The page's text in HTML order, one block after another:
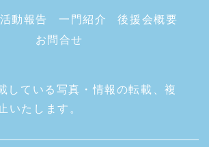
活動報告 一門紹介
後援会概要
お問合せ
している写真・情報の転載、複
いたします。